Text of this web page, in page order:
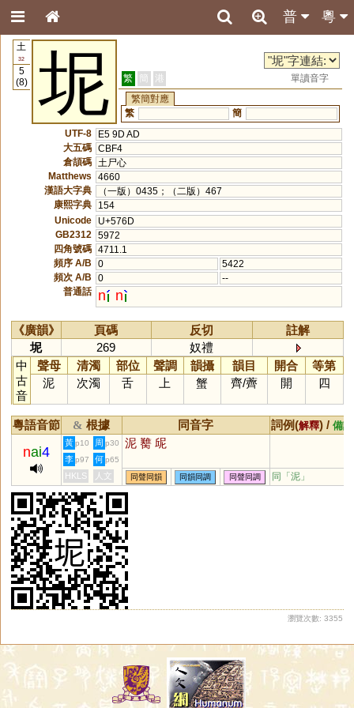
粵
普
土
32
5
(8)
坭 繁 簡 港
單讀音字
繁簡對應
繁
簡
UTF-8
E5 9D AD
大五碼 CBF4
倉頡碼
土尸心
Matthews
4660
漢語大字典
（一版）0435；（二版）467
康熙字典
154
Unicode
U+576D
GB2312
5972
四角號碼 4711.1
頻序 A/B
0
5422
頻次 A/B
0
--
普通話
n n
《廣韻》 頁碼 反切
註解
坭
269
奴禮
中
古
音
聲母 清濁 部位 聲調 韻攝 韻目 開合
等第
泥
次濁 舌 上 蟹 齊/薺 開 四
粵語音節 & 根據 同音字 詞例(解釋) / 備註
nai4
黃 p10 周 p30 泥 臡 屔
李 p97 何 p65
HKLS 人文 同聲同韻 同韻同調 同聲同調 同「泥 」
瀏覽次數: 3355